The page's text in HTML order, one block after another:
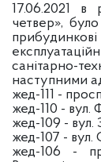
17.06.2021 в
четвер»,
санітарно-
наступними
жед-111 -
жед-110 - вул.
жед-109 - вул.
жед-107 - вул.
жед-106 -